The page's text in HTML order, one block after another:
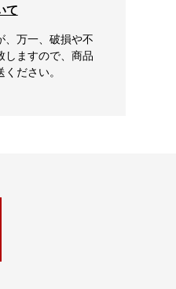
て
、万一、破損や不
しますので、商品
ださい。